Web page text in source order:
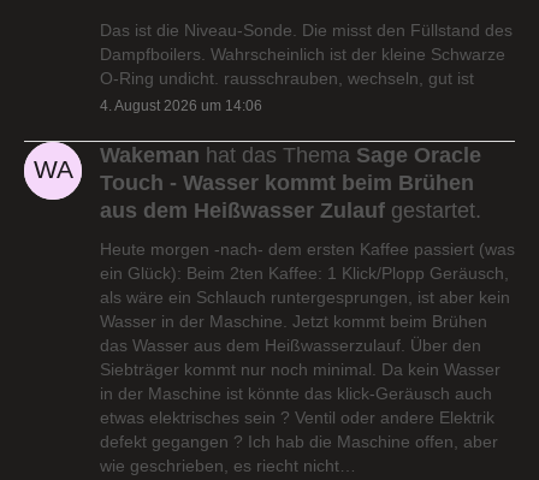
Das ist die Niveau-Sonde. Die misst den Füllstand des
Dampfboilers. Wahrscheinlich ist der kleine Schwarze
O-Ring undicht. rausschrauben, wechseln, gut ist
4. August 2026 um 14:06
Wakeman hat das Thema Sage Oracle
Touch - Wasser kommt beim Brühen
aus dem Heißwasser Zulauf gestartet.
Heute morgen -nach- dem ersten Kaffee passiert (was
ein Glück): Beim 2ten Kaffee: 1 Klick/Plopp Geräusch,
als wäre ein Schlauch runtergesprungen, ist aber kein
Wasser in der Maschine. Jetzt kommt beim Brühen
das Wasser aus dem Heißwasserzulauf. Über den
Siebträger kommt nur noch minimal. Da kein Wasser
in der Maschine ist könnte das klick-Geräusch auch
etwas elektrisches sein ? Ventil oder andere Elektrik
defekt gegangen ? Ich hab die Maschine offen, aber
wie geschrieben, es riecht nicht…